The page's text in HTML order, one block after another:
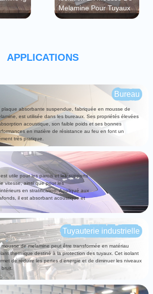
Melamine Pour Tuyaux
APPLICATIONS
Bureau
plaque absorbante suspendue, fabriquée en mousse de
est utilisée dans les bureaux. Ses propriétés élevées
acoustique, son faible poids et ses bonnes
en matière de résistance au feu en font un
très pratique.
utile pour les parois et les supports
vitesse, ainsi que pour les
en stratification. Appliqué aux
il est absorbant acoustique et
Tuyauterie industrielle
mousse de melamine peut être transformée en matériau
thermique destiné à la protection des tuyaux. Cet isolant
de réduire les pertes d’énergie et de diminuer les niveaux
bruit.